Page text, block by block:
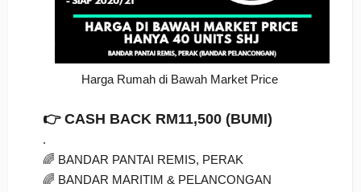
Harga Rumah di Bawah Market Price
👉 CASH BACK RM11,500 (BUMI)
.
🌈 BANDAR PANTAI REMIS, PERAK
🌈 BANDAR MARITIM & PELANCONGAN